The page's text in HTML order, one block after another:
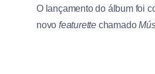
O lançamento do álbum foi
novo featurette chamado